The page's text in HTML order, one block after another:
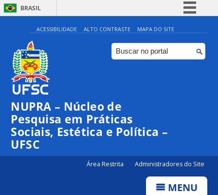
BRASIL
Simplifique!
Comunica BR
Participe
ACESSIBILIDADE ALTO CONTRASTE MAPA DO SITE
NUPRA – Núcleo de
Pesquisa em Práticas
Sociais, Estética e Política –
UFSC
Área Restrita Administradores do Site
MENU